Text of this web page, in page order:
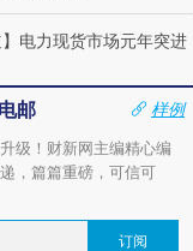
】电力现货市场元年突进
邮
样例
级！财新网主编精心编
，篇篇重磅，可信可
订阅